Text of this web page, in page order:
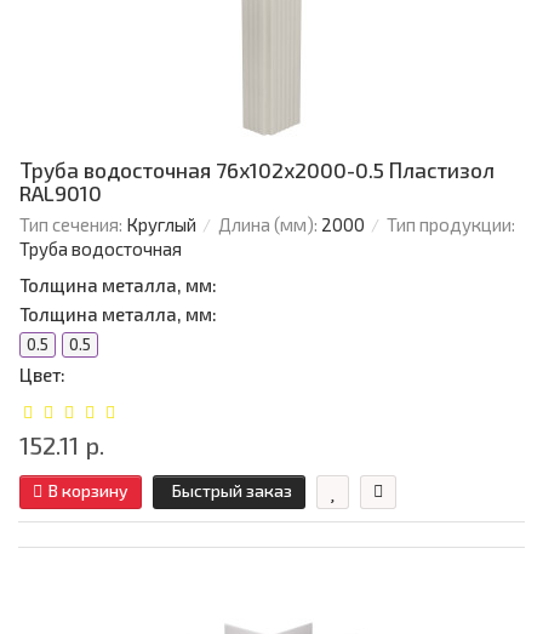
Труба водосточная 76х102х2000-0.5 Пластизол
RAL9010
Тип сечения: Круглый Длина (мм): 2000
Тип продукции:
Труба водосточная
Толщина металла, мм:
Толщина металла, мм:
0.5 0.5
Цвет:
152.11 р.
В корзину Быстрый заказ